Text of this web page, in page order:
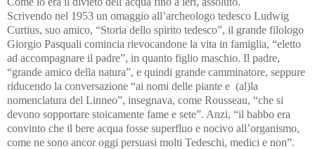
Scrivendo nel 1953 un omaggio all’archeologo tedesco Ludwig
Curtius, suo amico, “Storia dello spirito tedesco”, il grande filologo
Giorgio Pasquali comincia rievocandone la vita in famiglia, “eletto
ad accompagnare il padre”, in quanto figlio maschio. Il padre,
“grande amico della natura”, e quindi grande camminatore, seppure
riducendo la conversazione “ai nomi delle piante e (al)la
nomenclatura del Linneo”, insegnava, come Rousseau, “che si
devono sopportare stoicamente fame e sete”. Anzi, “il babbo era
convinto che il bere acqua fosse superfluo e nocivo all’organismo,
come ne sono ancor oggi persuasi molti Tedeschi, medici e non”.